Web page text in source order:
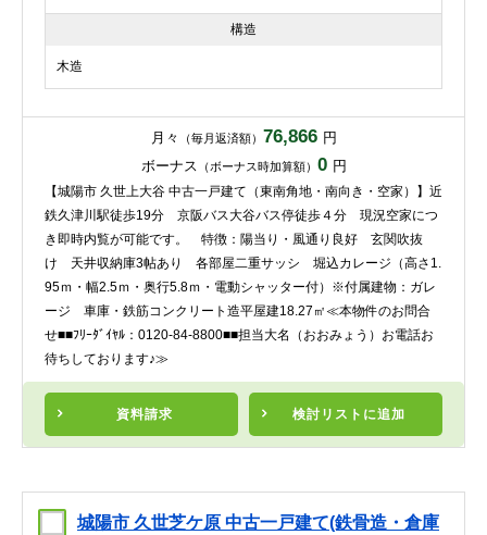
構造
木造
月々 （毎月返済額） 76,866 円
ボーナス （ボーナス時加算額） 0 円
資料請求 検討リスト に追加
【城陽市 久世上大谷 中古一戸建て（東南角地・南向き・空家）】近
鉄久津川駅徒歩19分 京阪バス大谷バス停徒歩４分 現況空家につ
き即時内覧が可能です。 特徴：陽当り・風通り良好 玄関吹抜
け 天井収納庫3帖あり 各部屋二重サッシ 堀込カレージ（高さ1.
95ｍ・幅2.5ｍ・奥行5.8ｍ・電動シャッター付）※付属建物：ガレ
ージ 車庫・鉄筋コンクリート造平屋建18.27㎡≪本物件のお問合
せ■■ﾌﾘｰﾀﾞｲﾔﾙ：0120-84-8800■■担当大名（おおみょう）お電話お
待ちしております♪≫
城陽市 久世芝ケ原 中古一戸建て(鉄骨造・倉庫